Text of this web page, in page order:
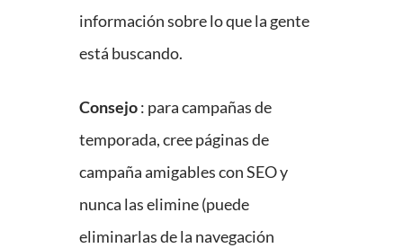
información sobre lo que la gente
está buscando.
Consejo: para campañas de
temporada, cree páginas de
campaña amigables con SEO y
nunca las elimine (puede
eliminarlas de la navegación